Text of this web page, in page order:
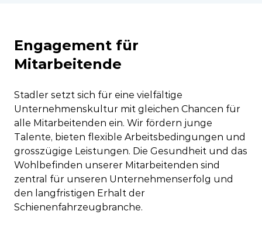
Engagement für
Mitarbeitende
Stadler setzt sich für eine vielfältige
Unternehmenskultur mit gleichen Chancen für
alle Mitarbeitenden ein. Wir fördern junge
Talente, bieten flexible Arbeitsbedingungen und
grosszügige Leistungen. Die Gesundheit und das
Wohlbefinden unserer Mitarbeitenden sind
zentral für unseren Unternehmenserfolg und
den langfristigen Erhalt der
Schienenfahrzeugbranche.